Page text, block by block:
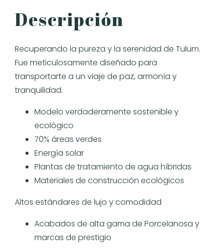
Descripción
Recuperando la pureza y la serenidad de Tulum.
Fue meticulosamente diseñado para
transportarte a un viaje de paz, armonía y
tranquilidad.
Modelo verdaderamente sostenible y
ecológico
70% áreas verdes
Energía solar
Plantas de tratamiento de agua híbridas
Materiales de construcción ecológicos
Altos estándares de lujo y comodidad
Acabados de alta gama de Porcelanosa y
marcas de prestigio